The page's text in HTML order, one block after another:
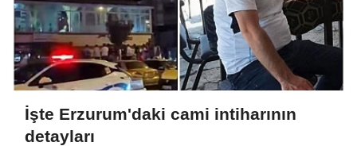
İşte Erzurum'daki cami intiharının
detayları